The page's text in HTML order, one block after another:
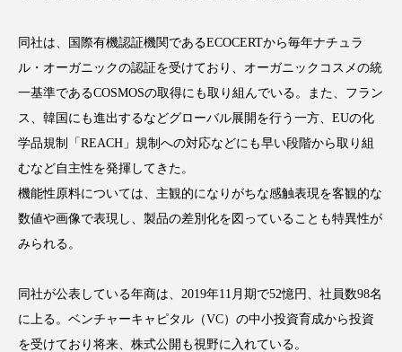
ウェルビーイング エイジングケア
エクソソーム オーガニック オゾン
カカイオイル ガジェット キーワード
クルエルティフリー
クローズアップ ケーススタディ
コグニティブヘルス コスト削減
同社は、国際有機認証機関であるECOCERTから毎年ナチュラ
ル・オーガニックの認証を受けており、オーガニックコスメの統
一基準であるCOSMOSの取得にも取り組んでいる。また、フラン
ス、韓国にも進出するなどグローバル展開を行う一方、EUの化
学品規制「REACH」規制への対応などにも早い段階から取り組
むなど自主性を発揮してきた。
機能性原料については、主観的になりがちな感触表現を客観的な
数値や画像で表現し、製品の差別化を図っていることも特異性が
みられる。
同社が公表している年商は、2019年11月期で52憶円、社員数98名
に上る。ベンチャーキャピタル（VC）の中小投資育成から投資
を受けており将来、株式公開も視野に入れている。